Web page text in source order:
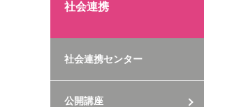
社会連携
社会連携センター
公開講座